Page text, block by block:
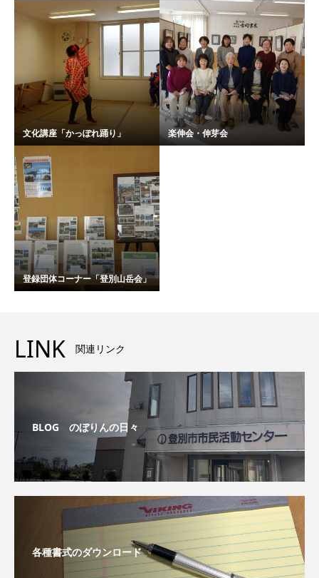
文化講座「かっぽれ踊り」 楽伸会・伸芽会
登録団体コーナー「登別山岳会」
LINK 関連リンク
BLOG のぼりんの日々
各種書式のダウンロード